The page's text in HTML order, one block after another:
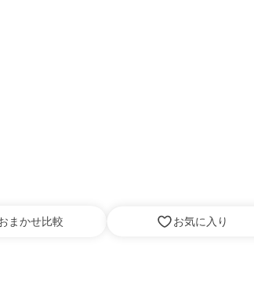
まかせ比較 お気に入り